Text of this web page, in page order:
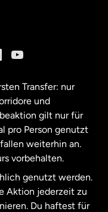
Transfer: nur
und
gilt nur für
pro Person genutzt
weiterhin an.
vorbehalten.
genutzt werden.
Aktion jederzeit zu
Du haftest für